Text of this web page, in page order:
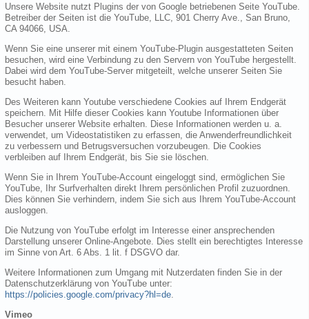
Unsere Website nutzt Plugins der von Google betriebenen Seite YouTube.
Betreiber der Seiten ist die YouTube, LLC, 901 Cherry Ave., San Bruno,
CA 94066, USA.
Wenn Sie eine unserer mit einem YouTube-Plugin ausgestatteten Seiten
besuchen, wird eine Verbindung zu den Servern von YouTube hergestellt.
Dabei wird dem YouTube-Server mitgeteilt, welche unserer Seiten Sie
besucht haben.
Des Weiteren kann Youtube verschiedene Cookies auf Ihrem Endgerät
speichern. Mit Hilfe dieser Cookies kann Youtube Informationen über
Besucher unserer Website erhalten. Diese Informationen werden u. a.
verwendet, um Videostatistiken zu erfassen, die Anwenderfreundlichkeit
zu verbessern und Betrugsversuchen vorzubeugen. Die Cookies
verbleiben auf Ihrem Endgerät, bis Sie sie löschen.
Wenn Sie in Ihrem YouTube-Account eingeloggt sind, ermöglichen Sie
YouTube, Ihr Surfverhalten direkt Ihrem persönlichen Profil zuzuordnen.
Dies können Sie verhindern, indem Sie sich aus Ihrem YouTube-Account
ausloggen.
Die Nutzung von YouTube erfolgt im Interesse einer ansprechenden
Darstellung unserer Online-Angebote. Dies stellt ein berechtigtes Interesse
im Sinne von Art. 6 Abs. 1 lit. f DSGVO dar.
Weitere Informationen zum Umgang mit Nutzerdaten finden Sie in der
Datenschutzerklärung von YouTube unter:
https://policies.google.com/privacy?hl=de
Vimeo